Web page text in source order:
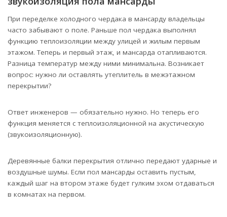
При переделке холодного чердака в мансарду владельцы
часто забывают о поле. Раньше пол чердака выполнял
функцию теплоизоляции между улицей и жилым первым
этажом. Теперь и первый этаж, и мансарда отапливаются.
Разница температур между ними минимальна. Возникает
вопрос: нужно ли оставлять утеплитель в межэтажном
перекрытии?
Ответ инженеров — обязательно нужно. Но теперь его
функция меняется с теплоизоляционной на акустическую
(звукоизоляционную).
Деревянные балки перекрытия отлично передают ударные и
воздушные шумы. Если пол мансарды оставить пустым,
каждый шаг на втором этаже будет гулким эхом отдаваться
в комнатах на первом.